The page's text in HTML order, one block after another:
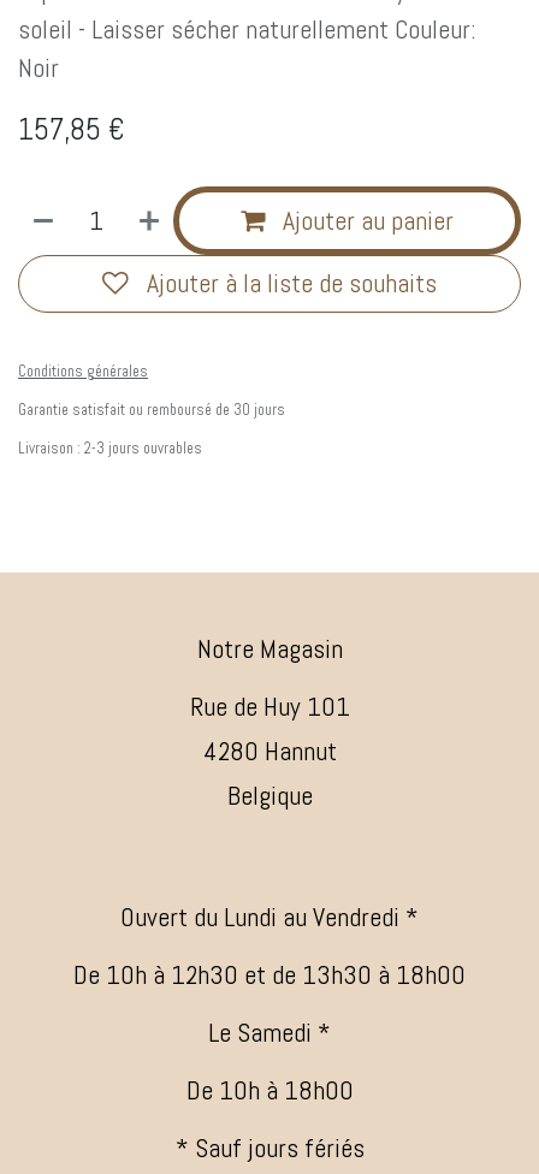
soleil - Laisser sécher naturellement Couleur:
Noir
157,85 €
Ajouter au panier
Ajouter à la liste de souhaits
Conditions générales
Garantie satisfait ou remboursé de 30 jours
Livraison : 2-3 jours ouvrables
Notre Magasin
Rue de Huy 101
4280 Hannut
Belgique
Ouvert du Lundi au Vendredi *
De 10h à 12h30 et de 13h30 à 18h00
Le Samedi *
De 10h à 18h00
* Sauf jours fériés